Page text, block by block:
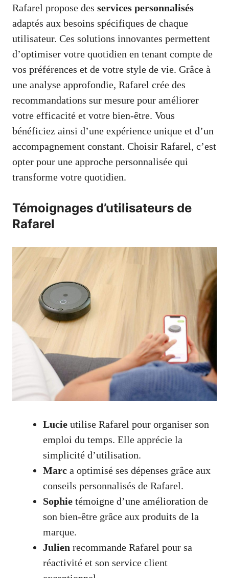
Rafarel propose des services personnalisés
adaptés aux besoins spécifiques de chaque
utilisateur. Ces solutions innovantes permettent
d’optimiser votre quotidien en tenant compte de
vos préférences et de votre style de vie. Grâce à
une analyse approfondie, Rafarel crée des
recommandations sur mesure pour améliorer
votre efficacité et votre bien-être. Vous
bénéficiez ainsi d’une expérience unique et d’un
accompagnement constant. Choisir Rafarel, c’est
opter pour une approche personnalisée qui
transforme votre quotidien.
Témoignages d’utilisateurs de
Rafarel
Lucie utilise Rafarel pour organiser son
emploi du temps. Elle apprécie la
simplicité d’utilisation.
Marc a optimisé ses dépenses grâce aux
conseils personnalisés de Rafarel.
Sophie témoigne d’une amélioration de
son bien-être grâce aux produits de la
marque.
Julien recommande Rafarel pour sa
réactivité et son service client